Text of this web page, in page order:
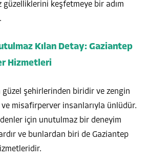
güzelliklerini keşfetmeye bir adım
Kılan Detay: Gaziantep
Hizmetleri
güzel şehirlerinden biridir ve zengin
misafirperver insanlarıyla ünlüdür.
için unutulmaz bir deneyim
ve bunlardan biri de Gaziantep